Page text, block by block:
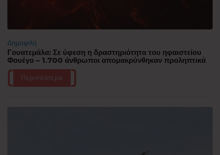
Δημοφιλή
Γουατεμάλα: Σε ύφεση η δραστηριότητα του ηφαιστείου
Φουέγο – 1.700 άνθρωποι απομακρύνθηκαν προληπτικά
Περισσότερα